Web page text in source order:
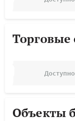
Торговые
Объекты